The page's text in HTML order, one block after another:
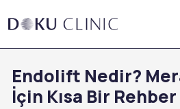
Endolift Nedir?
İçin Kısa Bir Rehber